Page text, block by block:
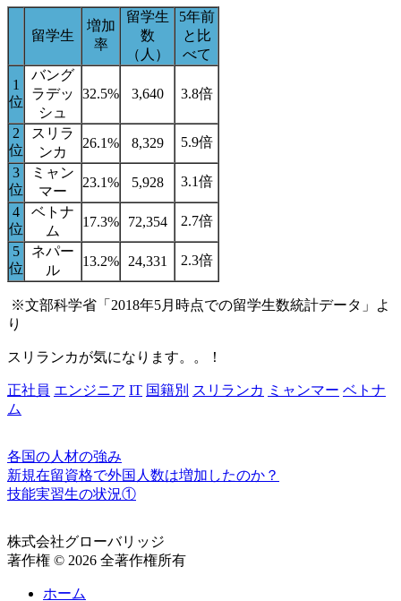
留学生
増加
率
留学生
数
（人）
5年前
と比
べて
1
位
バング
ラデッ
シュ
32.5% 3,640 3.8倍
2
位
スリラ
ンカ
26.1% 8,329
5.9倍
3
位
ミャン
マー
23.1% 5,928
3.1倍
4
位
ベトナ
ム
17.3% 72,354
2.7倍
5
位
ネパー
ル
13.2% 24,331 2.3倍
※文部科学省「2018年5月時点での留学生数統計データ」よ
り
スリランカが気になります。。！
正社員 エンジニア IT 国籍別 スリランカ ミャンマー ベトナ
ム
各国の人材の強み
新規在留資格で外国人数は増加したのか？
技能実習生の状況①
株式会社グローバリッジ
著作権 © 2026 全著作権所有
ホーム